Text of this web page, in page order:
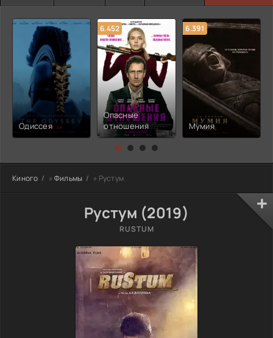
Одиссея
6.452
Опасные
отношения
6.391
Мумия
Киного » Фильмы » Рустум
Рустум (2019)
RUSTUM